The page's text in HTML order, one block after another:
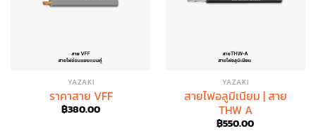
YAZAKI
ราคาสาย VFF
฿380.00
YAZAKI
สายไฟอลูมิเนียม | สาย
THW A
฿550.00